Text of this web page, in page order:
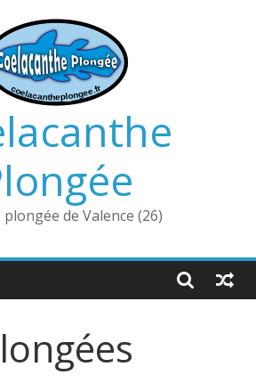
plongée de Valence (26)